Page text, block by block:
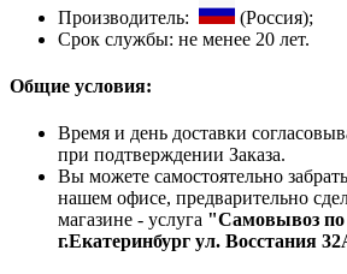
Производитель:
(Россия);
Срок службы: не менее 20 лет.
Общие условия:
Время и день доставки
при подтверждении Заказа.
Вы можете самостоятельно
нашем офисе, предварительно
магазине - услуга "Самовывоз по
г.Екатеринбург ул. Восстания